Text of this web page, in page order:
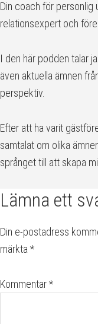
Din coach för personlig
relationsexpert och
I den här podden talar
även aktuella ämnen
perspektiv.
Efter att ha varit
samtalat om olika
språnget till att skapa
Lämna ett
Din e-postadress
märkta *
Kommentar*